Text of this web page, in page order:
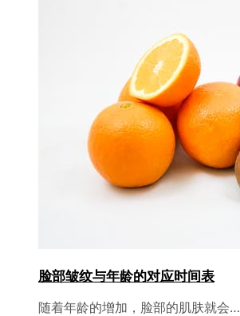
脸部皱纹与年龄的对应时间表
随着年龄的增加，脸部的肌肤就会…